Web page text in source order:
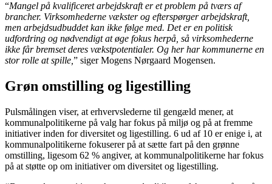
“Mangel på kvalificeret arbejdskraft er et problem på tværs af
brancher. Virksomhederne vækster og efterspørger arbejdskraft,
men arbejdsudbuddet kan ikke følge med. Det er en politisk
udfordring og nødvendigt at øge fokus herpå, så virksomhederne
ikke får bremset deres vækstpotentialer. Og her har kommunerne en
stor rolle at spille, ” siger Mogens Nørgaard Mogensen.
Grøn omstilling og ligestilling
Pulsmålingen viser, at erhvervslederne til gengæld mener, at
kommunalpolitikerne på valg har fokus på miljø og på at fremme
initiativer inden for diversitet og ligestilling. 6 ud af 10 er enige i, at
kommunalpolitikerne fokuserer på at sætte fart på den grønne
omstilling, ligesom 62 % angiver, at kommunalpolitikerne har fokus
på at støtte op om initiativer om diversitet og ligestilling.